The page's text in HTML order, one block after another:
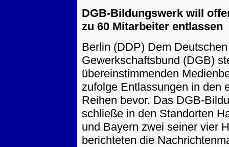
DGB-Bildungswerk will
zu 60 Mitarbeiter entlassen
Berlin (DDP) Dem Deutschen
Gewerkschaftsbund (DGB)
übereinstimmenden
zufolge Entlassungen in den
Reihen bevor. Das DGB-
schließe in den Standorten
und Bayern zwei seiner vier
berichteten die